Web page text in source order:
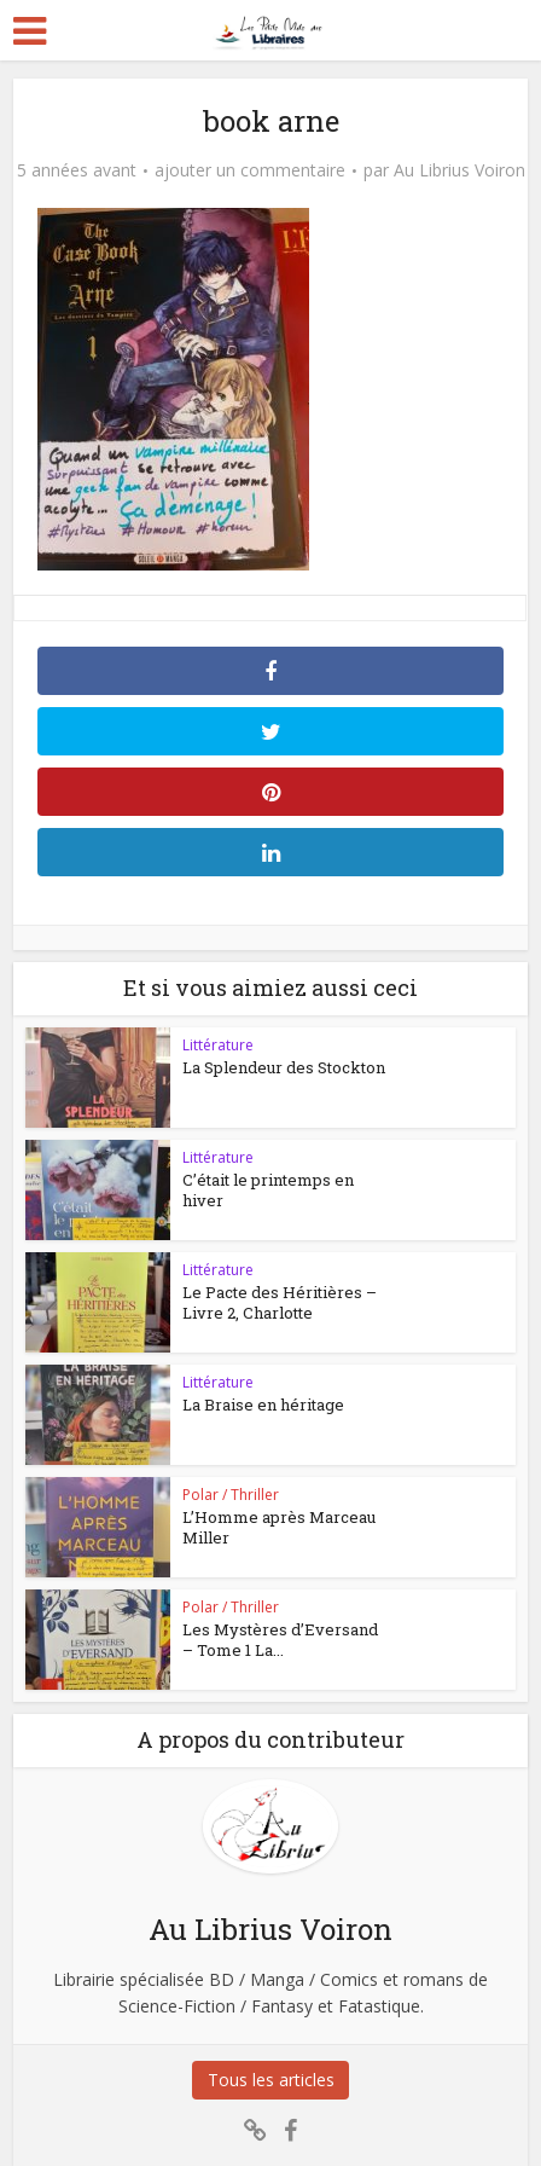
book arne
5 années avant ajouter un commentaire par Au Librius Voiron
Et si vous aimiez aussi ceci
Littérature
La Splendeur des Stockton
Littérature
C’était le printemps en
hiver
Littérature
Le Pacte des Héritières –
Livre 2, Charlotte
Littérature
La Braise en héritage
Polar / Thriller
L’Homme après Marceau
Miller
Polar / Thriller
Les Mystères d’Eversand
– Tome 1 La...
A propos du contributeur
Au Librius Voiron
Librairie spécialisée BD / Manga / Comics et romans de
Science-Fiction / Fantasy et Fatastique.
Tous les articles